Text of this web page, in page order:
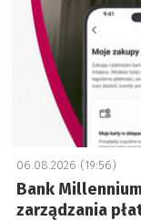
06.08.2026 (19:56)
Bank
zarządzania